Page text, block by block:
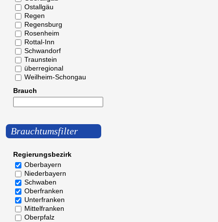
Ostallgäu
Regen
Regensburg
Rosenheim
Rottal-Inn
Schwandorf
Traunstein
überregional
Weilheim-Schongau
Brauch
Brauchtumsfilter
Regierungsbezirk
Oberbayern
Niederbayern
Schwaben
Oberfranken
Unterfranken
Mittelfranken
Oberpfalz